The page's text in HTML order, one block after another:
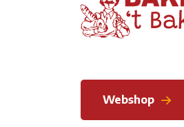
Webshop